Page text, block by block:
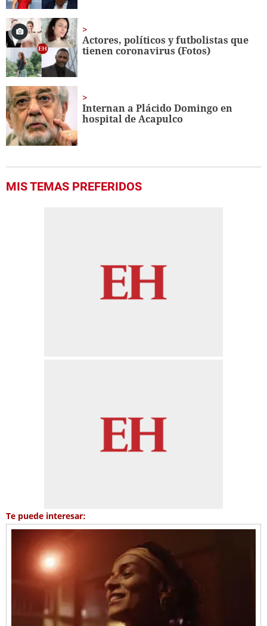
Actores, políticos y futbolistas que
tienen coronavirus (Fotos)
Internan a Plácido Domingo en
hospital de Acapulco
MIS TEMAS PREFERIDOS
Te puede interesar: